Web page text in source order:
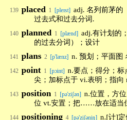
139 placed 1 [pleɪst] adj. 名列前茅的
过去式和过去分词.
140 planned 1 [plænd] adj.有计划的
的过去分词）；设计
141 plans 2 [p'lænz] n. 预划；平面图
142 point 1 [pɔint] n.要点；得分；
尖；加标点于 vi.表明；指向
143 position 1 [pə'ziʃən] n.位置，方
位 vt.安置；把……放在适当
144 positioning 4 [pə'ziʃəniŋ] n.[计]定